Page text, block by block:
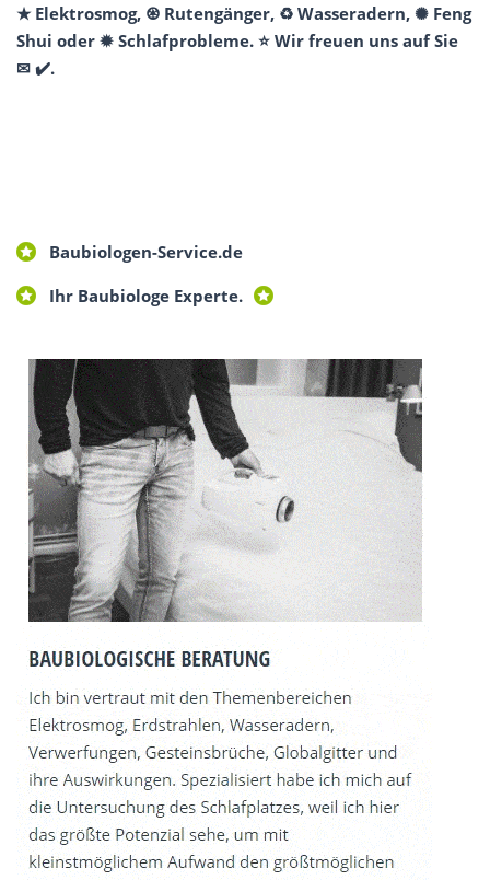
★ Elektrosmog, ♼ Rutengänger, ♻ Wasseradern, ✺ Feng
Shui oder ✹ Schlafprobleme. ⭐ Wir freuen uns auf Sie
✉ ✔️.
Baubiologen-Service.de
Ihr Baubiologe Experte.